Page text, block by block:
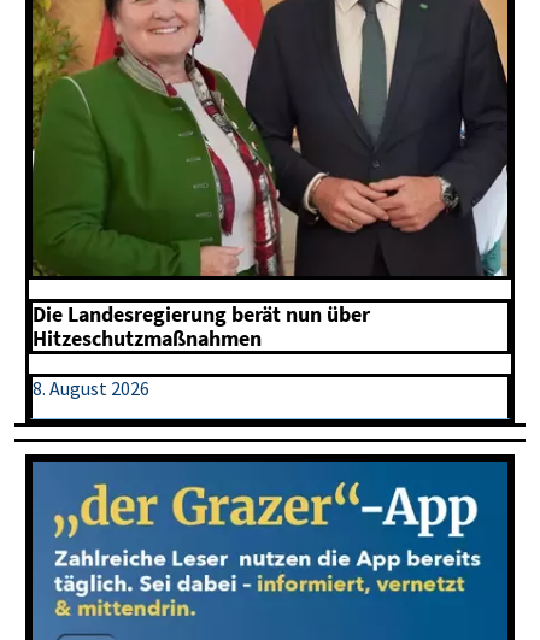
Die Landesregierung berät nun über
Hitzeschutzmaßnahmen
8. August 2026